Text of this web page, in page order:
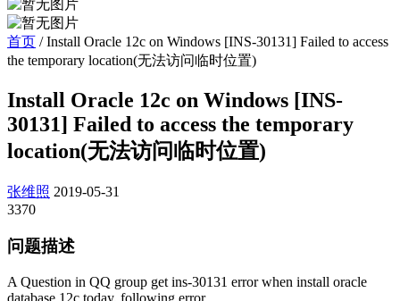
首页 /Install Oracle 12c on Windows [INS-30131] Failed to access
the temporary location(无法访问临时位置)
Install Oracle 12c on Windows [INS-
30131] Failed to access the temporary
location(无法访问临时位置)
张维照 2019-05-31
3370
问题描述
A Question in QQ group get ins-30131 error when install oracle